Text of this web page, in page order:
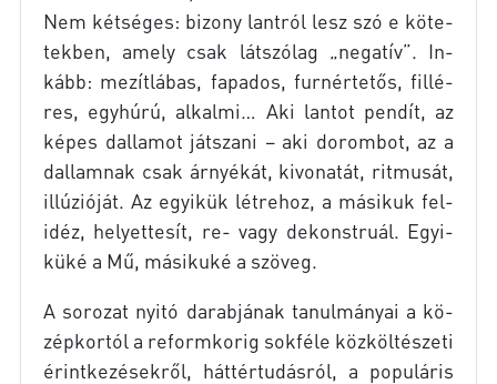
Nem két­sé­ges: bi­zony lant­ról lesz szó e kö­te­
tek­ben, amely csak lát­szó­lag „ne­ga­tív”. In­
kább: me­zít­lá­bas, fa­pa­dos, fur­nér­te­tős, fil­lé­
res, egy­hú­rú, al­kal­mi… Aki lan­tot pen­dít, az
ké­pes dal­la­mot ját­sza­ni – aki do­rom­bot, az a
dal­lam­nak csak ár­nyé­kát, ki­vo­na­tát, rit­mu­sát,
il­lú­zi­ó­ját. Az egyi­kük lét­re­hoz, a má­si­kuk fel­
idéz, he­lyet­te­sít, re- vagy de­konst­ru­ál. Egyi­
kü­ké a Mű, má­si­ku­ké a szö­veg.
A so­ro­zat nyi­tó da­rab­já­nak ta­nul­má­nyai a kö­
zép­kor­tól a re­form­ko­rig sok­fé­le köz­köl­té­sze­ti
érint­ke­zé­sek­ről, hát­tér­tu­dás­ról, a po­pu­lá­ris